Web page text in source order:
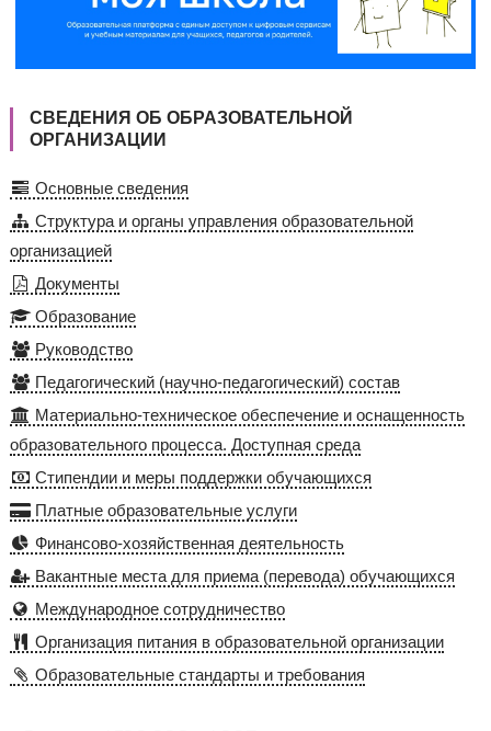
СВЕДЕНИЯ ОБ ОБРАЗОВАТЕЛЬНОЙ
ОРГАНИЗАЦИИ
Основные сведения
Структура и органы управления образовательной
организацией
Документы
Образование
Руководство
Педагогический (научно-педагогический) состав
Материально-техническое обеспечение и оснащенность
образовательного процесса. Доступная среда
Стипендии и меры поддержки обучающихся
Платные образовательные услуги
Финансово-хозяйственная деятельность
Вакантные места для приема (перевода) обучающихся
Международное сотрудничество
Организация питания в образовательной организации
Образовательные стандарты и требования